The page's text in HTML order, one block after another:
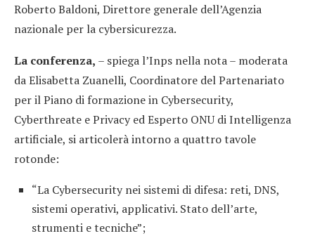
Roberto Baldoni, Direttore generale dell’Agenzia
nazionale per la cybersicurezza.
La conferenza, – spiega l’Inps nella nota – moderata
da Elisabetta Zuanelli, Coordinatore del Partenariato
per il Piano di formazione in Cybersecurity,
Cyberthreate e Privacy ed Esperto ONU di Intelligenza
artificiale, si articolerà intorno a quattro tavole
rotonde:
“La Cybersecurity nei sistemi di difesa: reti, DNS,
sistemi operativi, applicativi. Stato dell’arte,
strumenti e tecniche”;